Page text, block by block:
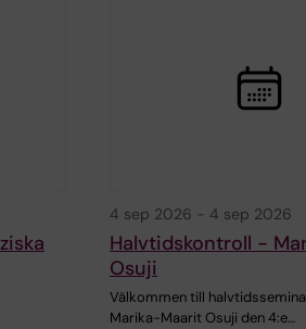
4 sep 2026 - 4 sep 2026
Halvtidskontroll -
Osuji
Välkommen till
Marika-Maarit Osuji den 4:e…